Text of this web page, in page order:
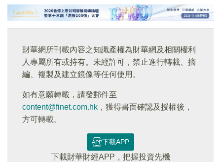
財華網所刊載內容之知識產權為財華網及相關權利
人專屬所有或持有。未經許可，禁止進行轉載、摘
編、複製及建立鏡像等任何使用。
如有意願轉載，請發郵件至
content@finet.com.hk ，獲得書面確認及授權後，
方可轉載。
下載APP
下載財華財經APP，把握投資先機